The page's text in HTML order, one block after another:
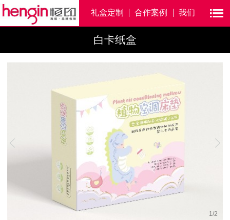
礼盒定制 合作案例 我们
白卡纸盒
1 /2